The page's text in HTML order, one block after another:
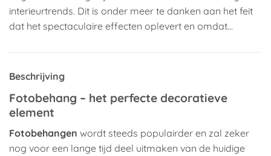
interieurtrends. Dit is onder meer te danken aan het feit
dat het spectaculaire effecten oplevert en omdat…
Beschrijving
Fotobehang – het perfecte decoratieve
element
Fotobehangen wordt steeds populairder en zal zeker
nog voor een lange tijd deel uitmaken van de huidige